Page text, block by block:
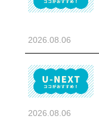
2026.08.06
2026.08.06